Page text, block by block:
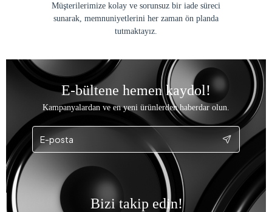
Müşterilerimize kolay ve sorunsuz bir iade süreci
sunarak, memnuniyetlerini her zaman ön planda
tutmaktayız.
E-bültene hemen kaydol!
Kampanyalardan ve en yeni ürünlerden haberdar olun.
Bizi takip edin!